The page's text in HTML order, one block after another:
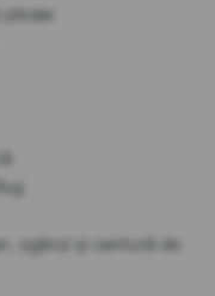
ploaie
oglinzi și centură de